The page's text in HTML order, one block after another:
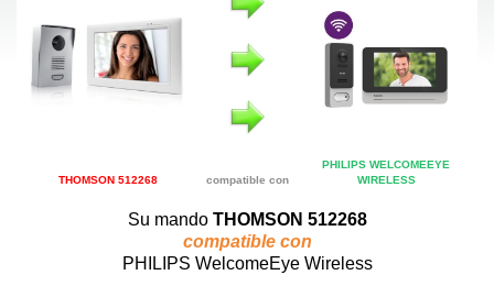
THOMSON 512268 compatible con
PHILIPS WELCOMEEYE
WIRELESS
Su mando THOMSON 512268
compatible con
PHILIPS WelcomeEye Wireless